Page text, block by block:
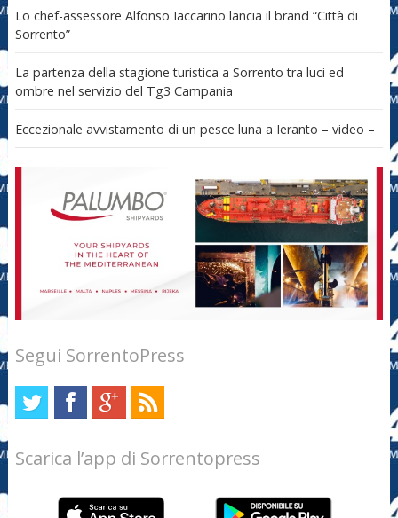
Lo chef-assessore Alfonso Iaccarino lancia il brand “Città di
Sorrento”
La partenza della stagione turistica a Sorrento tra luci ed
ombre nel servizio del Tg3 Campania
Eccezionale avvistamento di un pesce luna a Ieranto – video –
Segui SorrentoPress
Scarica l’app di Sorrentopress